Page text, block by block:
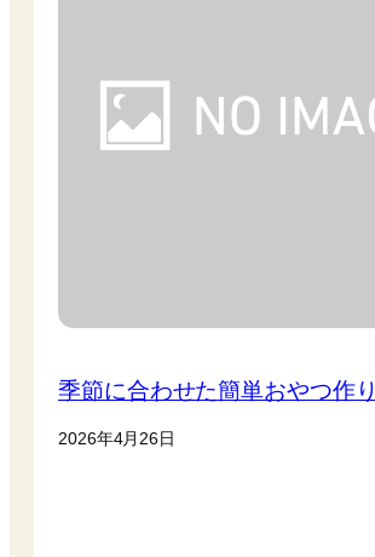
季節に合わせた簡単おやつ作り
2026年4月26日